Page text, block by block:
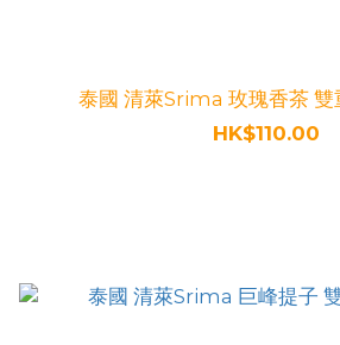
泰國 清萊Srima 玫瑰香茶 雙
HK$110.00